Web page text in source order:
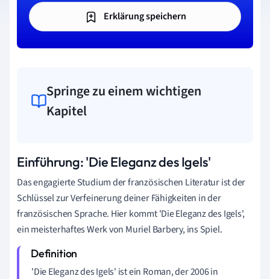
Erklärung speichern
Springe zu einem wichtigen
Kapitel
Einführung: 'Die Eleganz des Igels'
Das engagierte Studium der französischen Literatur ist der
Schlüssel zur Verfeinerung deiner Fähigkeiten in der
französischen Sprache. Hier kommt 'Die Eleganz des Igels',
ein meisterhaftes Werk von Muriel Barbery, ins Spiel.
'Die Eleganz des Igels' ist ein Roman, der 2006 in